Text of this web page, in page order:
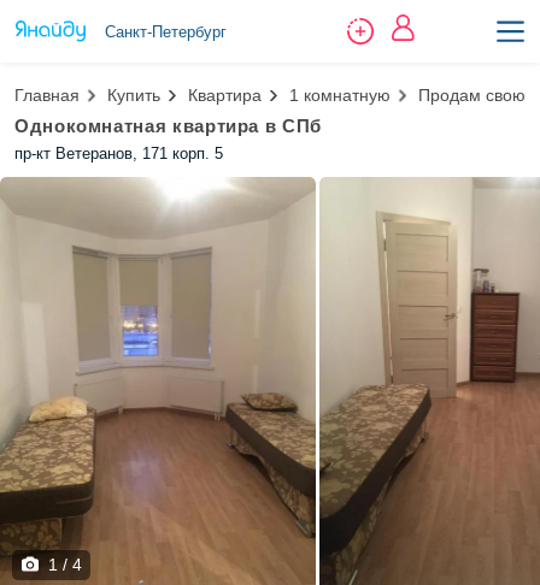
Санкт-Петербург
Главная Купить Квартира 1 комнатную Продам свою
Однокомнатная квартира в СПб
пр-кт Ветеранов, 171 корп. 5
1 / 4